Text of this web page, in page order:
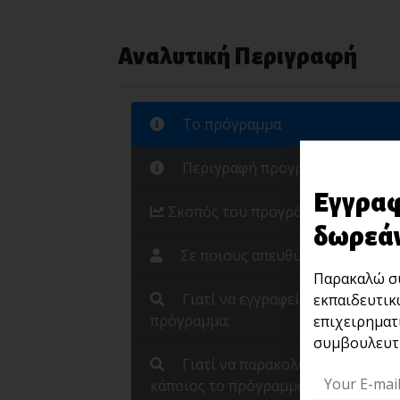
Αναλυτική Περιγραφή
Το πρόγραμμα
Περιγραφή προγράμματος
Σκοπός του προγράμματος
Σε ποιους απευθύνεται
Γιατί να εγγραφεί κάποιος στο
πρόγραμμα;
Γιατί να παρακολουθήσει
κάποιος το πρόγραμμα;
Παρακαλώ